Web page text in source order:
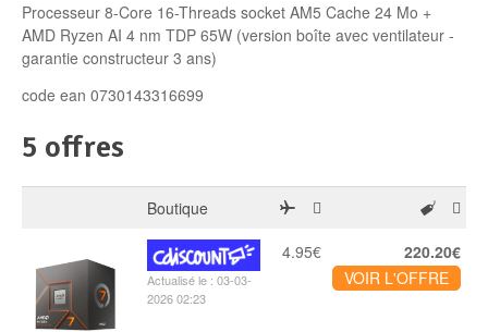
Processeur 8-Core 16-Threads socket AM5 Cache 24 Mo +
AMD Ryzen AI 4 nm TDP 65W (version boîte avec ventilateur -
garantie constructeur 3 ans)
code ean 0730143316699
5 offres
Boutique
Actualisé le : 03-03-
2026 02:23
4.95€
220.20€
VOIR L'OFFRE